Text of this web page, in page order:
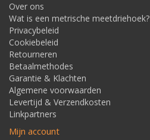
Over ons
Wat is een metrische meetdriehoek?
Privacybeleid
Cookiebeleid
Retourneren
Betaalmethodes
Garantie & Klachten
Algemene voorwaarden
Levertijd & Verzendkosten
Linkpartners
Mijn account